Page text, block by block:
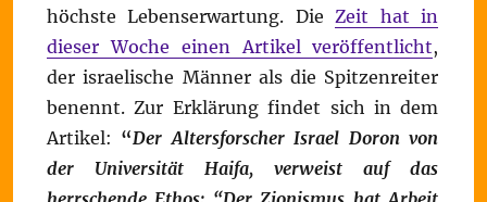
höchste Lebenserwartung. DieZeit hat in
dieser Woche einen Artikel veröffentlicht,
der israelische Männer als die Spitzenreiter
benennt. Zur Erklärung findet sich in dem
Artikel: “Der Altersforscher Israel Doron von
der Universität Haifa, verweist auf das